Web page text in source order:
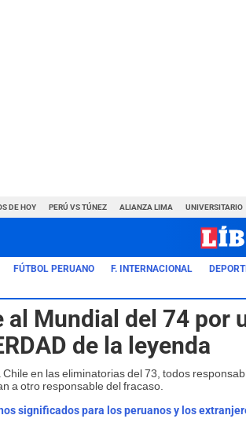
DE HOY PERÚ VS TÚNEZ ALIANZA LIMA UNIVERSITARIO
FÚTBOL PERUANO F. INTERNACIONAL
al Mundial del 74 por
de la leyenda
en las eliminatorias del 73, todos
a otro responsable del fracaso.
significados para los peruanos y los